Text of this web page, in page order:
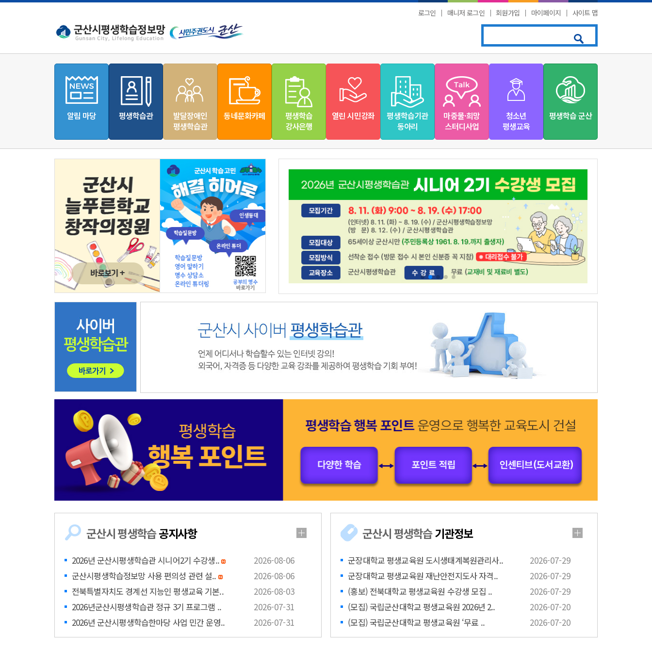
로그인 │ 매니저 로그인 │ 회원가입 │ 마이페이지 │ 사이트 맵
알림 마당 평생학습관
발달장애인
평생학습관
동네문화카페
평생학습
강사은행
열린 시민강좌
평생학습기관
동아리
마중물·희망
스터디사업
청소년
평생교육
평생학습 군산
군산시 평생학습공지사항
2026년 군산시평생학습관 시니어2기 수강생..
2026-08-06
군산시평생학습정보망 사용 편의성 관련 설..
2026-08-06
전북특별자치도 경계선 지능인 평생교육 기본..
2026-08-03
2026년군산시평생학습관 정규 3기 프로그램 ..
2026-07-31
2026년 군산시평생학습한마당 사업 민간 운영..
2026-07-31
군산시 평생학습기관정보
군장대학교 평생교육원 도시생태계복원관리사..
2026-07-29
군장대학교 평생교육원 재난안전지도사 자격..
2026-07-29
(홍보) 전북대학교 평생교육원 수강생 모집 ..
2026-07-29
(모집) 국립군산대학교 평생교육원 2026년 2..
2026-07-20
(모집) 국립군산대학교 평생교육원 ‘무료 ..
2026-07-20